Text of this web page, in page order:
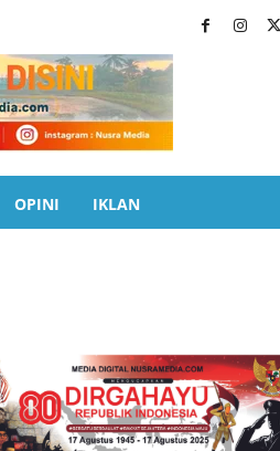
OPINI IKLAN